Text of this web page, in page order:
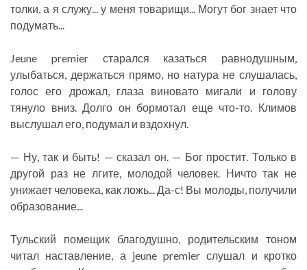
толки, а я служу... у меня товарищи... Могут бог знает что
подумать...
Jeune premier старался казаться равнодушным,
улыбаться, держаться прямо, но натура не слушалась,
голос его дрожал, глаза виновато мигали и голову
тянуло вниз. Долго он бормотал еще что-то. Климов
выслушал его, подумал и вздохнул.
— Ну, так и быть! — сказал он. — Бог простит. Только в
другой раз не лгите, молодой человек. Ничто так не
унижает человека, как ложь... Да-с! Вы молоды, получили
образование...
Тульский помещик благодушно, родительским тоном
читал наставление, а jeune premier слушал и кротко